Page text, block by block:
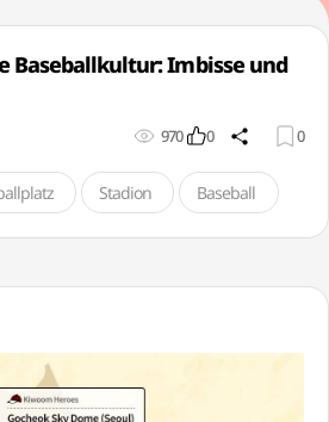
Baseballkultur: Imbisse und
970 0 0
Stadion Baseball